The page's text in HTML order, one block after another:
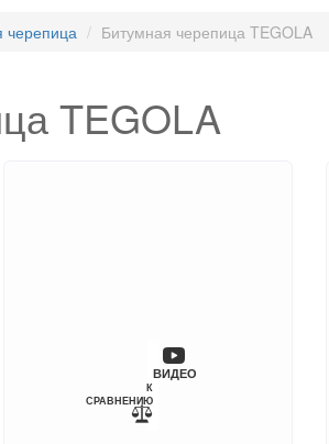
черепица Битумная черепица TEGOLA
TEGOLA
ВИДЕО
К
СРАВНЕНИЮ